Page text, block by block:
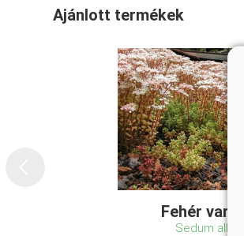
Ajánlott termékek
Fehér
Sedum album